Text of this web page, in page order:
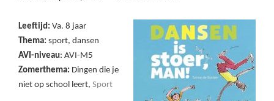
Leeftijd: Va. 8 jaar
Thema: sport, dansen
AVI-niveau: AVI-M5
Zomerthema: Dingen die je
niet op school leert, Sport